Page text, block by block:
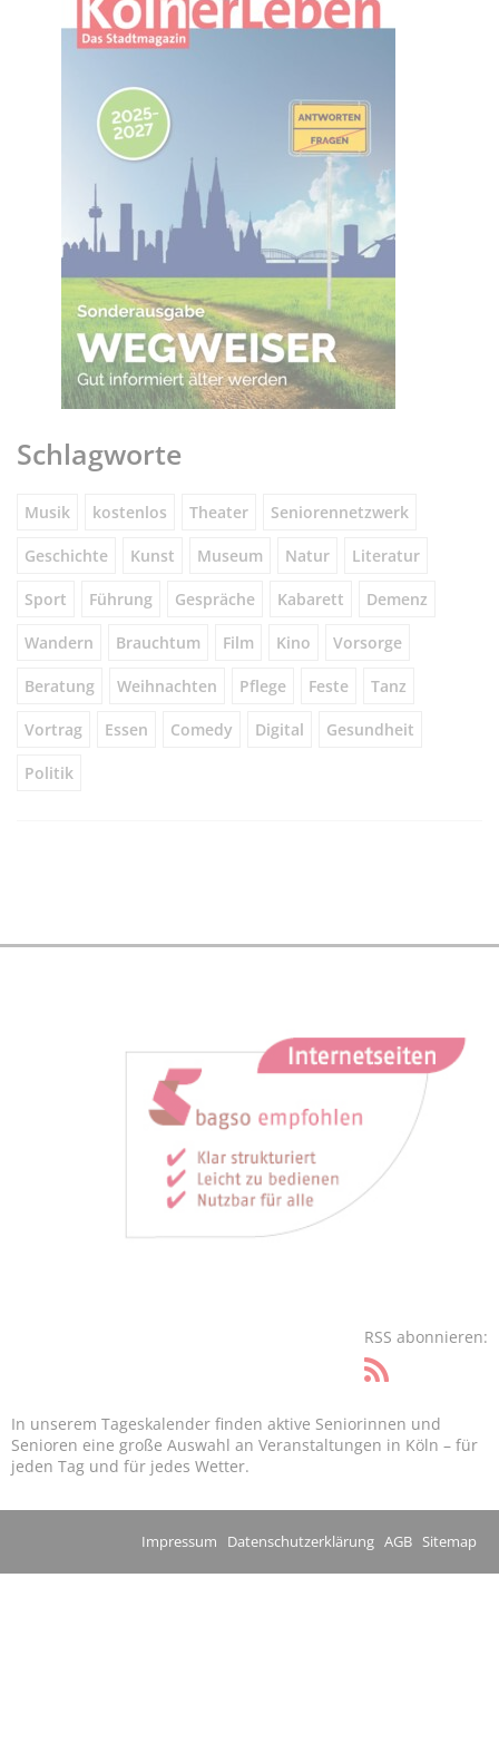
Schlagworte
Musik kostenlos Theater Seniorennetzwerk
Geschichte Kunst Museum Natur Literatur
Sport Führung Gespräche Kabarett Demenz
Wandern Brauchtum Film Kino Vorsorge
Beratung Weihnachten Pflege Feste Tanz
Vortrag Essen Comedy Digital Gesundheit
Politik
RSS abonnieren:
In unserem Tageskalender finden aktive Seniorinnen und
Senioren eine große Auswahl an Veranstaltungen in Köln – für
jeden Tag und für jedes Wetter.
Impressum Datenschutzerklärung AGB Sitemap